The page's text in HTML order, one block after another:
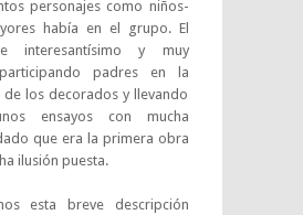
personajes como niños-
había en el grupo. El
interesantísimo y muy
padres en la
de los decorados y llevando
ensayos con mucha
que era la primera obra
ilusión puesta.
esta breve descripción